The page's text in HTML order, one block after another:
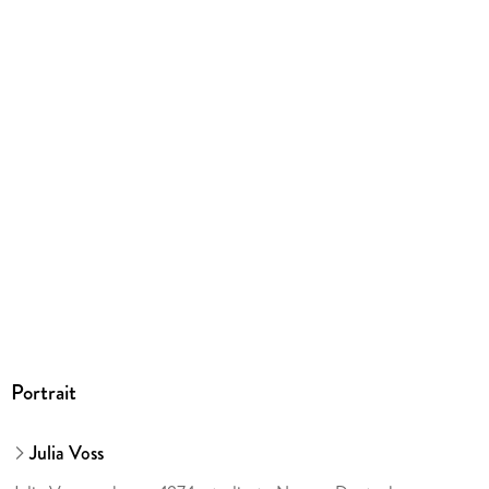
Portrait
Julia Voss